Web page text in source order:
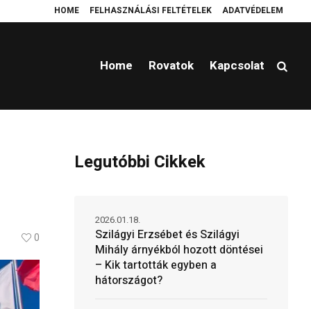
HOME FELHASZNÁLÁSI FELTÉTELEK ADATVÉDELEM
Platzierung einer Wendeltreppe Ferrostep Cold brew
Home Rovatok Kapcsolat
0
Legutóbbi Cikkek
Szilágyi Erzsébet és Szilágyi
Mihály árnyékból hozott döntései
– Kik tartották egyben a
hátországot?
2026.01.18.